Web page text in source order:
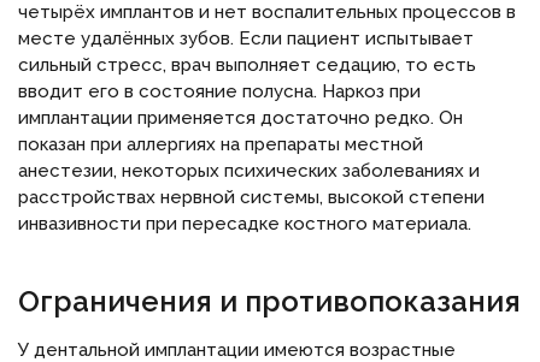
четырёх имплантов и нет воспалительных процессов в
месте удалённых зубов. Если пациент испытывает
сильный стресс, врач выполняет седацию, то есть
вводит его в состояние полусна. Наркоз при
имплантации применяется достаточно редко. Он
показан при аллергиях на препараты местной
анестезии, некоторых психических заболеваниях и
расстройствах нервной системы, высокой степени
инвазивности при пересадке костного материала.
Ограничения и противопоказания
У дентальной имплантации имеются возрастные